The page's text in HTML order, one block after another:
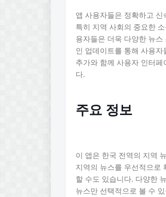
앱 사용자들은 정확하고
특히 지역 사회의 중요한
용자들은 더욱 다양한 뉴
인 업데이트를 통해 사용
추가와 함께 사용자 인터
다.
주요 정보
이 앱은 한국 전역의 지역
지역의 뉴스를 우선적으로
할 수도 있습니다. 다양한
뉴스만 선택적으로 볼 수